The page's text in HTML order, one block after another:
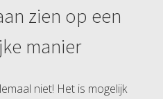
zien op een
manier
niet! Het is mogelijk